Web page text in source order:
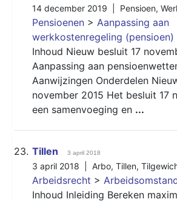
14 december 2019 | Pensioen,
Pensioenen > Aanpassing aan
werkkostenregeling (pensioen)
Inhoud Nieuw besluit 17
Aanpassing aan
Aanwijzingen Onderdelen
november 2015 Het besluit 17
een samenvoeging en ...
23. Tillen 3 april 2018
3 april 2018 | Arbo, Tillen,
Arbeidsrecht >
Inhoud Inleiding Bereken